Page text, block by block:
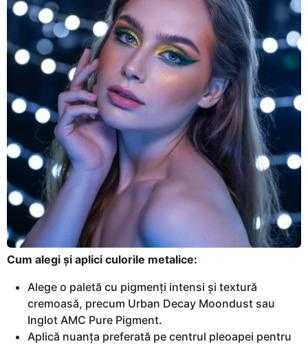
Cum alegi și aplici culorile metalice:
Alege o paletă cu pigmenți intensi și textură
cremoasă, precum Urban Decay Moondust sau
Inglot AMC Pure Pigment.
Aplică nuanța preferată pe centrul pleoapei pentru